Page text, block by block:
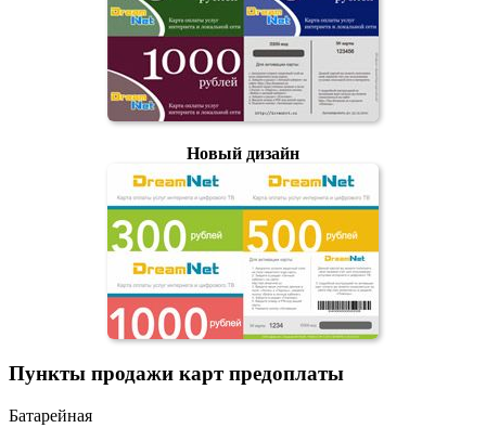
Новый дизайн
Пункты продажи карт предоплаты
Батарейная